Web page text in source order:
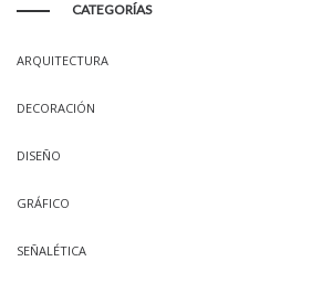
CATEGORÍAS
ARQUITECTURA
DECORACIÓN
DISEÑO
GRÁFICO
SEÑALÉTICA